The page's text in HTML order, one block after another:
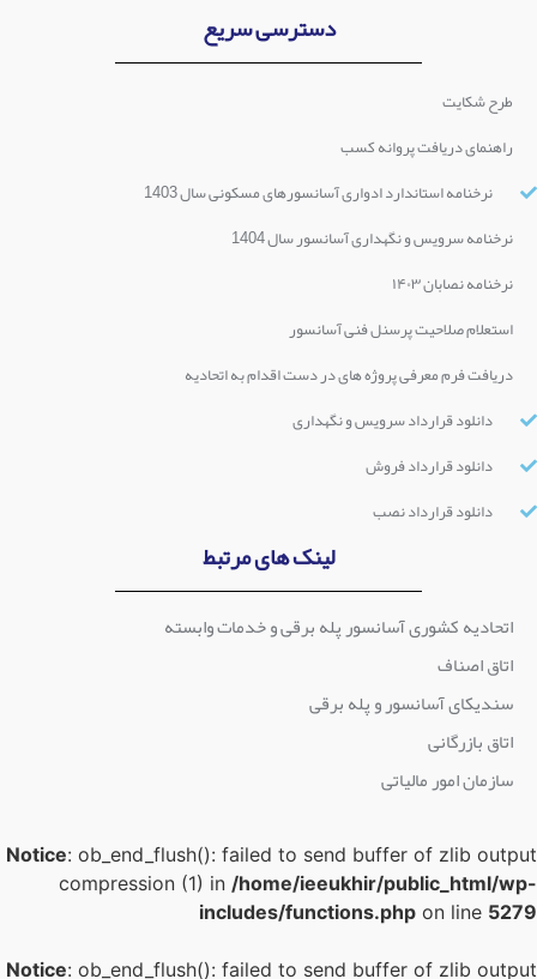
دسترسی سریع
طرح شکایت
راهنمای دریافت پروانه کسب
نرخنامه استاندارد ادواری آسانسورهای مسکونی سال 1403
نرخنامه سرویس و نگهداری آسانسور سال 1404
نرخنامه نصابان ۱۴۰۳
استعلام صلاحیت پرسنل فنی آسانسور
دریافت فرم معرفی پروژه های در دست اقدام به اتحادیه
دانلود قرارداد سرویس و نگهداری
دانلود قرارداد فروش
دانلود قرارداد نصب
لینک های مرتبط
اتحادیه کشوری آسانسور پله برقی و خدمات وابسته
اتاق اصناف
سندیکای آسانسور و پله برقی
اتاق بازرگانی
سازمان امور مالیاتی
Notice : ob_end_flush(): failed to send buffer of zlib
compression (1) in/home/ieeukhir/public_html/
includes/functions.phpon line
Notice : ob_end_flush(): failed to send buffer of zlib